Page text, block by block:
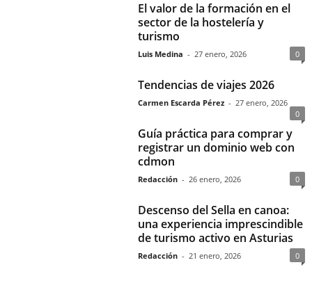
El valor de la formación en el
sector de la hostelería y
turismo
Luis Medina - 27 enero, 2026 0
Tendencias de viajes 2026
Carmen Escarda Pérez - 27 enero, 2026
0
Guía práctica para comprar y
registrar un dominio web con
cdmon
Redacción - 26 enero, 2026 0
Descenso del Sella en canoa:
una experiencia imprescindible
de turismo activo en Asturias
Redacción - 21 enero, 2026 0